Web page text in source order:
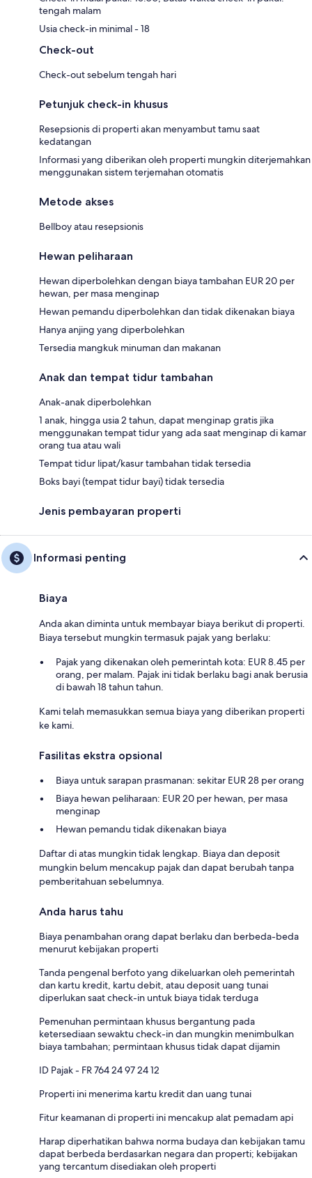
tengah malam
Usia check-in minimal - 18
Check-out
Check-out sebelum tengah hari
Petunjuk check-in khusus
Resepsionis di properti akan menyambut tamu saat
kedatangan
Informasi yang diberikan oleh properti mungkin diterjemahkan
menggunakan sistem terjemahan otomatis
Metode akses
Bellboy atau resepsionis
Hewan peliharaan
Hewan diperbolehkan dengan biaya tambahan EUR 20 per
hewan, per masa menginap
Hewan pemandu diperbolehkan dan tidak dikenakan biaya
Hanya anjing yang diperbolehkan
Tersedia mangkuk minuman dan makanan
Anak dan tempat tidur tambahan
Anak-anak diperbolehkan
1 anak, hingga usia 2 tahun, dapat menginap gratis jika
menggunakan tempat tidur yang ada saat menginap di kamar
orang tua atau wali
Tempat tidur lipat/kasur tambahan tidak tersedia
Boks bayi (tempat tidur bayi) tidak tersedia
Jenis pembayaran properti
Informasi penting
Biaya
Anda akan diminta untuk membayar biaya berikut di properti.
Biaya tersebut mungkin termasuk pajak yang berlaku:
Pajak yang dikenakan oleh pemerintah kota: EUR 8.45 per
orang, per malam. Pajak ini tidak berlaku bagi anak berusia
di bawah 18 tahun tahun.
Kami telah memasukkan semua biaya yang diberikan properti
ke kami.
Fasilitas ekstra opsional
Biaya untuk sarapan prasmanan: sekitar EUR 28 per orang
Biaya hewan peliharaan: EUR 20 per hewan, per masa
menginap
Hewan pemandu tidak dikenakan biaya
Daftar di atas mungkin tidak lengkap. Biaya dan deposit
mungkin belum mencakup pajak dan dapat berubah tanpa
pemberitahuan sebelumnya.
Anda harus tahu
Biaya penambahan orang dapat berlaku dan berbeda-beda
menurut kebijakan properti
Tanda pengenal berfoto yang dikeluarkan oleh pemerintah
dan kartu kredit, kartu debit, atau deposit uang tunai
diperlukan saat check-in untuk biaya tidak terduga
Pemenuhan permintaan khusus bergantung pada
ketersediaan sewaktu check-in dan mungkin menimbulkan
biaya tambahan; permintaan khusus tidak dapat dijamin
ID Pajak - FR 764 24 97 24 12
Properti ini menerima kartu kredit dan uang tunai
Fitur keamanan di properti ini mencakup alat pemadam api
Harap diperhatikan bahwa norma budaya dan kebijakan tamu
dapat berbeda berdasarkan negara dan properti; kebijakan
yang tercantum disediakan oleh properti